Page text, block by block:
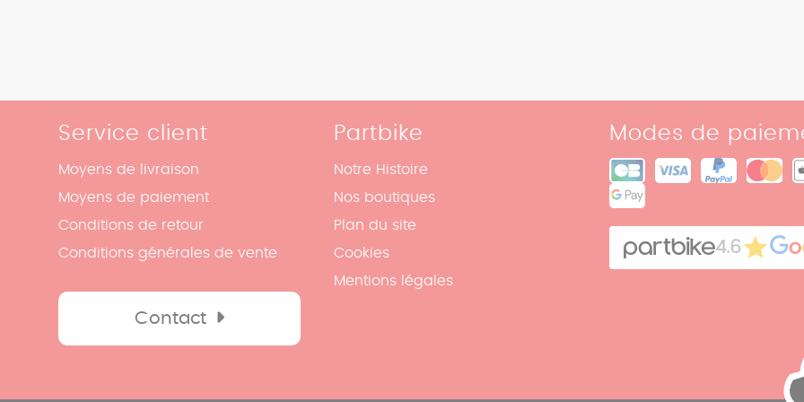
Service client
Moyens de livraison
Moyens de paiement
Conditions de retour
Conditions générales de vente
Contact
Partbike
Notre Histoire
Nos boutiques
Plan du site
Cookies
Mentions légales
Modes de
4.6